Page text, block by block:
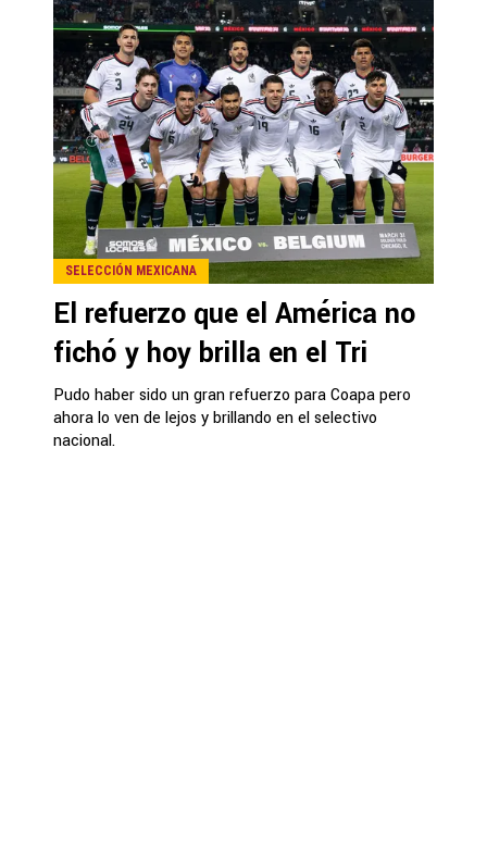
SELECCIÓN MEXICANA
El refuerzo que el América no
fichó y hoy brilla en el Tri
Pudo haber sido un gran refuerzo para Coapa pero
ahora lo ven de lejos y brillando en el selectivo
nacional.